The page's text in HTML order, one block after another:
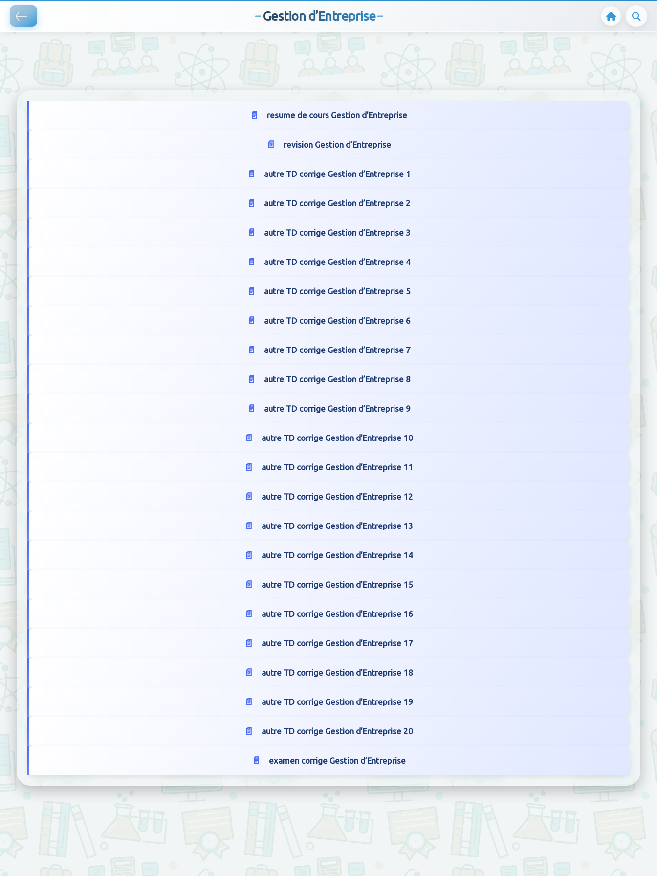
Gestion d’Entreprise
resume de cours Gestion d’Entreprise
revision Gestion d’Entreprise
autre TD corrige Gestion d’Entreprise 1
autre TD corrige Gestion d’Entreprise 2
autre TD corrige Gestion d’Entreprise 3
autre TD corrige Gestion d’Entreprise 4
autre TD corrige Gestion d’Entreprise 5
autre TD corrige Gestion d’Entreprise 6
autre TD corrige Gestion d’Entreprise 7
autre TD corrige Gestion d’Entreprise 8
autre TD corrige Gestion d’Entreprise 9
autre TD corrige Gestion d’Entreprise 10
autre TD corrige Gestion d’Entreprise 11
autre TD corrige Gestion d’Entreprise 12
autre TD corrige Gestion d’Entreprise 13
autre TD corrige Gestion d’Entreprise 14
autre TD corrige Gestion d’Entreprise 15
autre TD corrige Gestion d’Entreprise 16
autre TD corrige Gestion d’Entreprise 17
autre TD corrige Gestion d’Entreprise 18
autre TD corrige Gestion d’Entreprise 19
autre TD corrige Gestion d’Entreprise 20
examen corrige Gestion d’Entreprise